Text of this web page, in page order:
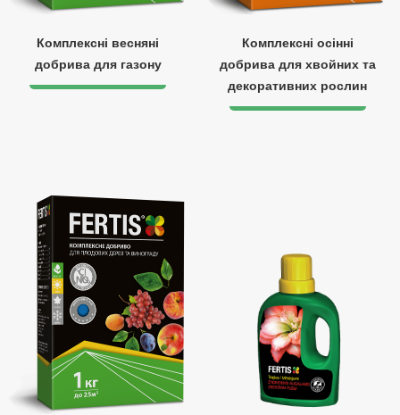
Комплексні весняні
добрива для газону
Комплексні осінні
добрива для хвойних та
декоративних рослин